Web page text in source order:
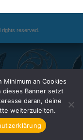
reserved.
an Cookies
dieses Banner setzt
daran, deine
weiterzuleiten.